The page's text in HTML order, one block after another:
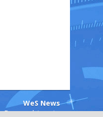
WeS News
Desenvolvimento